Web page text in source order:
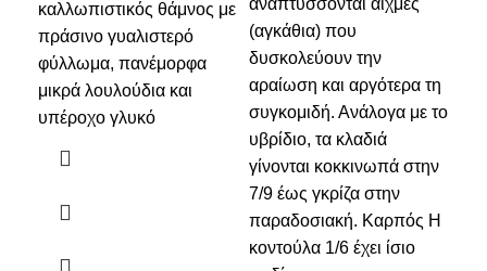
καλλωπιστικός θάμνος με
πράσινο γυαλιστερό
φύλλωμα, πανέμορφα
μικρά λουλούδια και
υπέροχο γλυκό
αναπτύσσονται αιχμές
(αγκάθια) που
δυσκολεύουν την
αραίωση και αργότερα τη
συγκομιδή. Ανάλογα με το
υβρίδιο, τα κλαδιά
γίνονται κοκκινωπά στην
7/9 έως γκρίζα στην
παραδοσιακή. Καρπός Η
κοντούλα 1/6 έχει ίσιο